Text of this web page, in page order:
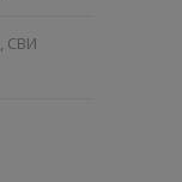
, СВИ